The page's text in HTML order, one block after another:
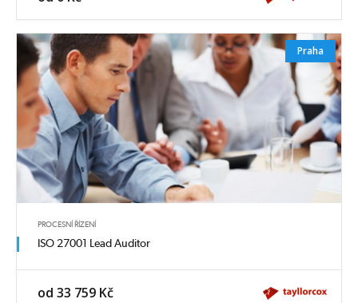
Praha
PROCESNÍ ŘÍZENÍ
ISO 27001 Lead Auditor
od 33 759 Kč